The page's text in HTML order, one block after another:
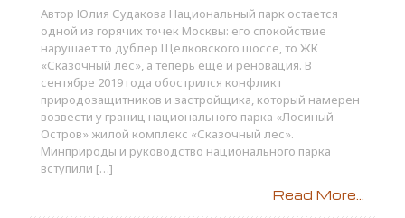
Автор Юлия Судакова Национальный парк остается
одной из горячих точек Москвы: его спокойствие
нарушает то дублер Щелковского шоссе, то ЖК
«Сказочный лес», а теперь еще и реновация. В
сентябре 2019 года обострился конфликт
природозащитников и застройщика, который намерен
возвести у границ национального парка «Лосиный
Остров» жилой комплекс «Сказочный лес».
Минприроды и руководство национального парка
вступили […]
Read More...